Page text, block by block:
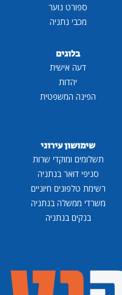
ספורט נוער
מכבי נתניה
בלוגים
דעה אישית
יהדות
הפינה המשפטית
שימושון עירוני
תשלומים ומוקדי שרות
סניפי דואר בנתניה
רשימת טלפונים חיוניים
משרדי ממשלה בנתניה
בנקים בנתניה